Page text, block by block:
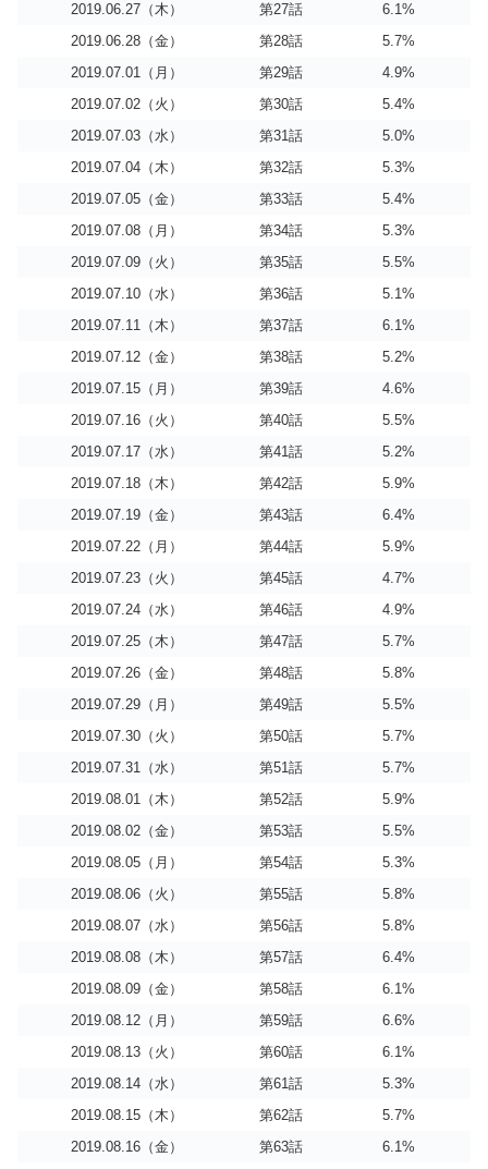
2019.06.27（木）
第27話
6.1%
2019.06.28（金）
第28話
5.7%
2019.07.01（月）
第29話
4.9%
2019.07.02（火）
第30話
5.4%
2019.07.03（水）
第31話
5.0%
2019.07.04（木）
第32話
5.3%
2019.07.05（金）
第33話
5.4%
2019.07.08（月）
第34話
5.3%
2019.07.09（火）
第35話
5.5%
2019.07.10（水）
第36話
5.1%
2019.07.11（木）
第37話
6.1%
2019.07.12（金）
第38話
5.2%
2019.07.15（月）
第39話
4.6%
2019.07.16（火）
第40話
5.5%
2019.07.17（水）
第41話
5.2%
2019.07.18（木）
第42話
5.9%
2019.07.19（金）
第43話
6.4%
2019.07.22（月）
第44話
5.9%
2019.07.23（火）
第45話
4.7%
2019.07.24（水）
第46話
4.9%
2019.07.25（木）
第47話
5.7%
2019.07.26（金）
第48話
5.8%
2019.07.29（月）
第49話
5.5%
2019.07.30（火）
第50話
5.7%
2019.07.31（水）
第51話
5.7%
2019.08.01（木）
第52話
5.9%
2019.08.02（金）
第53話
5.5%
2019.08.05（月）
第54話
5.3%
2019.08.06（火）
第55話
5.8%
2019.08.07（水）
第56話
5.8%
2019.08.08（木）
第57話
6.4%
2019.08.09（金）
第58話
6.1%
2019.08.12（月）
第59話
6.6%
2019.08.13（火）
第60話
6.1%
2019.08.14（水）
第61話
5.3%
2019.08.15（木）
第62話
5.7%
2019.08.16（金）
第63話
6.1%